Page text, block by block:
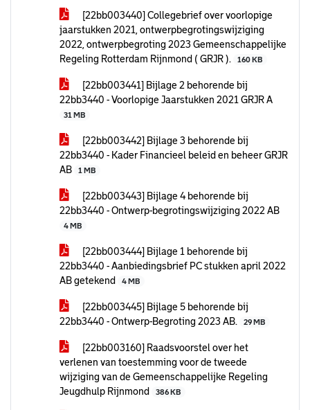
[22bb003440] Collegebrief over voorlopige
jaarstukken 2021, ontwerpbegrotingswijziging
2022, ontwerpbegroting 2023 Gemeenschappelijke
Regeling Rotterdam Rijnmond ( GRJR ).
160 KB
[22bb003441] Bijlage 2 behorende bij
22bb3440 - Voorlopige Jaarstukken 2021 GRJR A
31 MB
[22bb003442] Bijlage 3 behorende bij
22bb3440 - Kader Financieel beleid en beheer GRJR
AB
1 MB
[22bb003443] Bijlage 4 behorende bij
22bb3440 - Ontwerp-begrotingswijziging 2022 AB
4 MB
[22bb003444] Bijlage 1 behorende bij
22bb3440 - Aanbiedingsbrief PC stukken april 2022
AB getekend
4 MB
[22bb003445] Bijlage 5 behorende bij
22bb3440 - Ontwerp-Begroting 2023 AB.
29 MB
[22bb003160] Raadsvoorstel over het
verlenen van toestemming voor de tweede
wijziging van de Gemeenschappelijke Regeling
Jeugdhulp Rijnmond
386 KB